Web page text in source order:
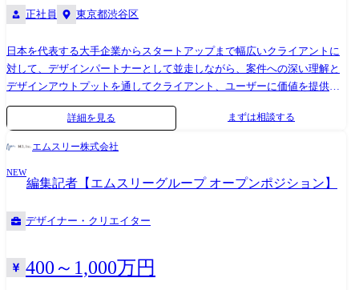
間も様々です。1つの案件に対し3〜4名の異なる職種のメンバーがアサイ
す。 *今後* クライアントやユーザーの課題解決に繋がる高い品質のアウ
トプットを続けるためには、チーム全体の底上げが欠かせません。自身
の得意分野を伸ばしていただくことはもちろん、互いに学び合うカルチ
ャーを推進し、高い専門性を持つチームでありつづけたいと考えていま
す。 また、プロダクト・サービス単体にとどまらない案件が増えてお
り、UI/UXデザイナーにもUIデザインのスキルだけではなく、戦略など
ます。 デザイナー個人の能力育成とあわせてキャリア形成にも取り組ん
でおり、マネジメントになる以外にも、関連会社で経営に携わる、社内
で新規事業に挑戦する、社内の違う部署にチャレンジする、といった事
例があります。今後も挑戦できる環境を提供していきたいと考えていま
正社員 東京都渋谷区
日本を代表する大手企業からスタートアップまで幅広いクライアントに
対して、デザインパートナーとして並走しながら、案件への深い理解と
デザインアウトプットを通してクライアント、ユーザーに価値を提供し
ます。 ●具体的な仕事内容 顧客やユーザーの課題を解決するためのソリ
ューションの検討、コンセプト立案 プロジェクトにおけるUIデザイン、
midjourney、Figma Make デザイン作成：Adobe Creative Cloud、Figma、
Sketch チームコミュニケーション：Slack、Zoom、Strap ドキュメント：
Strap、Notion、Keynote ●これからやりたいこと クリエイティブジャン
プで業界の常識を塗り替える ユーザーのタッチポイントを横断する体験
タマーサクセス PMFまで伴走し新規事業を成功に導く ●業務の変更範囲
雇入れ直後：上記参照 変更の範囲：当社における各種業務全般
詳細を見る まずは相談する
エムスリー株式会社
NEW
編集記者【エムスリーグループ オープンポジション】
デザイナー・クリエイター
400～1,000万円